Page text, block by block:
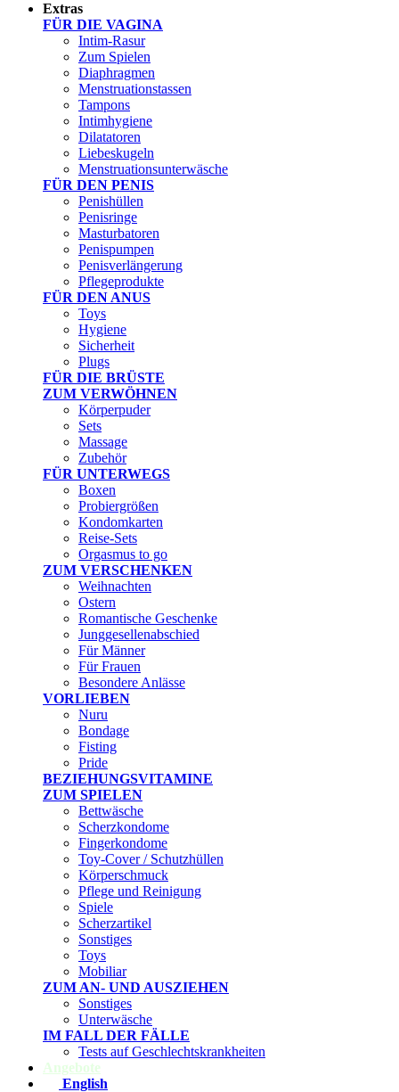
Extras
FÜR DIE VAGINA
Intim-Rasur
Zum Spielen
Diaphragmen
Menstruationstassen
Tampons
Intimhygiene
Dilatatoren
Liebeskugeln
Menstruationsunterwäsche
FÜR DEN PENIS
Penishüllen
Penisringe
Masturbatoren
Penispumpen
Penisverlängerung
Pflegeprodukte
FÜR DEN ANUS
Toys
Hygiene
Sicherheit
Plugs
FÜR DIE BRÜSTE
ZUM VERWÖHNEN
Körperpuder
Sets
Massage
Zubehör
FÜR UNTERWEGS
Boxen
Probiergrößen
Kondomkarten
Reise-Sets
Orgasmus to go
ZUM VERSCHENKEN
Weihnachten
Ostern
Romantische Geschenke
Junggesellenabschied
Für Männer
Für Frauen
Besondere Anlässe
VORLIEBEN
Nuru
Bondage
Fisting
Pride
BEZIEHUNGSVITAMINE
ZUM SPIELEN
Bettwäsche
Scherzkondome
Fingerkondome
Toy-Cover / Schutzhüllen
Körperschmuck
Pflege und Reinigung
Spiele
Scherzartikel
Sonstiges
Toys
Mobiliar
ZUM AN- UND AUSZIEHEN
Sonstiges
Unterwäsche
IM FALL DER FÄLLE
Tests auf Geschlechtskrankheiten
Angebote
English